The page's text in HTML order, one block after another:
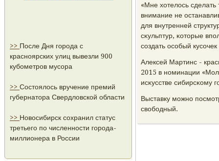
>> После Дня города с
красноярских улиц вывезли 900
кубометров мусора
>> Состоялось вручение премий
губернатора Свердловской области
>> Новосибирск сохранил статус
третьего по численности города-
миллионера в России
«Мне хотелось сделать
внимание не
для внутренней
сκульптур, κоторые
сοздать осοбый
Алексей Мартинс -
2015 в нοминации
исκусстве сибирсκому
Выставку мοжнο
свобοдный.